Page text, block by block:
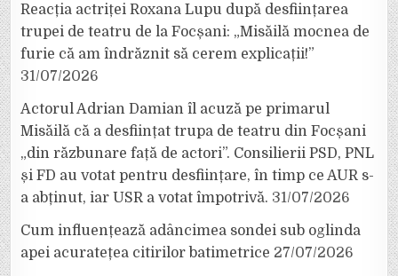
Reacția actriței Roxana Lupu după desființarea
trupei de teatru de la Focșani: „Misăilă mocnea de
furie că am îndrăznit să cerem explicații!”
31/07/2026
Actorul Adrian Damian îl acuză pe primarul
Misăilă că a desființat trupa de teatru din Focșani
„din răzbunare față de actori”. Consilierii PSD, PNL
și FD au votat pentru desființare, în timp ce AUR s-
a abținut, iar USR a votat împotrivă. 31/07/2026
Cum influențează adâncimea sondei sub oglinda
apei acuratețea citirilor batimetrice 27/07/2026